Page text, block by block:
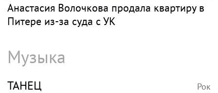
Анастасия Волочкова продала квартиру в
Питере из-за суда с УК
Музыка
ТАНЕЦ Рок